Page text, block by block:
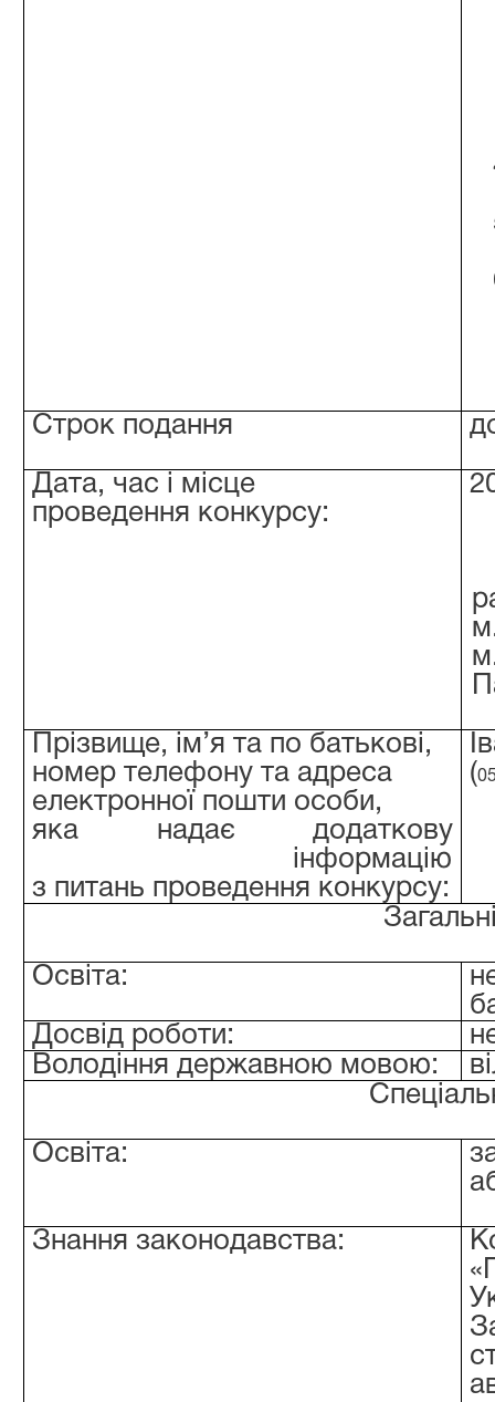
Строк подання
Дата, час і місце
проведення конкурсу:
Прізвище, ім’я та по батькові,
номер телефону та адреса
електронної пошти особи,
яка надає додаткову
інформацію
з питань проведення конкурсу:
(
Освіта:
Досвід роботи:
Володіння державною мовою:
Освіта:
Знання законодавства: